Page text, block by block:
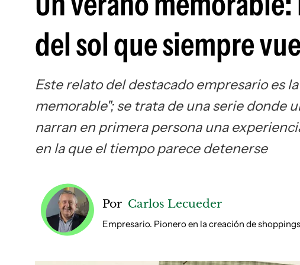
del sol que siempre
Este relato del destacado empresario es
memorable"; se trata de una serie donde
narran en primera persona una
en la que el tiempo parece detenerse
Por Carlos Lecueder
Empresario. Pionero en la creación de